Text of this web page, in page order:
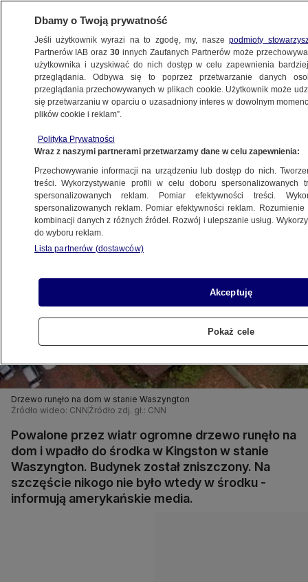
METEO
ŚWIAT
27.11.2024, 09:27
Udostępnij
Drzewo runęło na dom w stanie Waszyngton
Źródło wideo: CNN Źródło zdj. gł.: CNN
Powalone przez wiatr ogromne drzewo runęło na
dom i wpadło do środka w Kingston w stanie
Waszyngton. Budynek został zniszczony. Na
szczęście nikogo nie było wtedy w środku -
informują amerykańskie media.
Dbamy o Twoją prywatność
Jeśli użytkownik wyrazi na to zgodę, my, naszepodmioty
Partnerów IAB oraz30 innych Zaufanych Partnerów może
użytkownika i uzyskiwać do nich dostęp w celu zapewnienia
przeglądania. Odbywa się to poprzez przetwarzanie danych
przeglądania przechowywanych w plikach cookie. Użytkownik może
się przetwarzaniu w oparciu o uzasadniony interes w dowolnym
plików cookie i reklam”.
Polityka Prywatności
Wraz z naszymi partnerami przetwarzamy dane w celu zapewnienia:
Przechowywanie informacji na urządzeniu lub dostęp do nich.
treści. Wykorzystywanie profili w celu doboru spersonalizowanych
spersonalizowanych reklam. Pomiar efektywności treści.
spersonalizowanych reklam. Pomiar efektywności reklam.
kombinacji danych z różnych źródeł. Rozwój i ulepszanie usług.
do wyboru reklam.
Lista partnerów (dostawców)
Akceptuję
Pokaż cele